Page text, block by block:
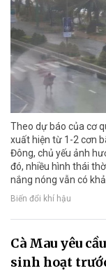
Theo dự báo của cơ
xuất hiện từ 1-2 cơn
Đông, chủ yếu ảnh
đó, nhiều hình thái
nắng nóng vẫn có
Biến đổi khí hậu
Cà Mau yêu
sinh hoạt